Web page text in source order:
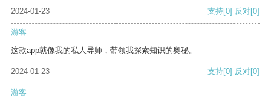
2024-01-23
支持[0] 反对[0]
游客
这款app就像我的私人导师，带领我探索知识的奥秘。
2024-01-23 支持[0] 反对[0]
游客